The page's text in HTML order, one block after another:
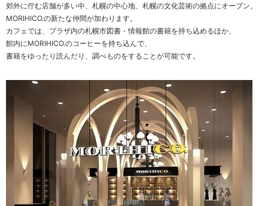
郊外に佇む店舗が多い中、札幌の中心地、札幌の文化芸術の拠点にオープン。
MORIHICO.の新たな仲間が加わります。
カフェでは、プラザ内の札幌市図書・情報館の書籍を持ち込めるほか、
館内にMORIHICO.のコーヒーを持ち込んで、
書籍をゆったり読んだり、調べものをすることが可能です。